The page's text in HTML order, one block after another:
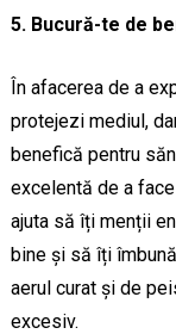
5. Bucură-te de
În afacerea de a
protejezi mediul,
benefică pentru
excelentă de a
ajuta să îți menții
bine și să îți
aerul curat și de
excesiv.